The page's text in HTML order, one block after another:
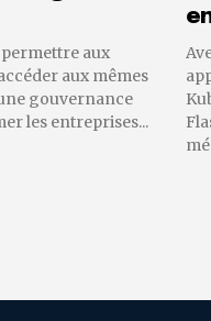
aux
aux mêmes
gouvernance
les entreprises...